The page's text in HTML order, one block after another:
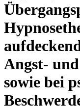
Angst-
sowie bei